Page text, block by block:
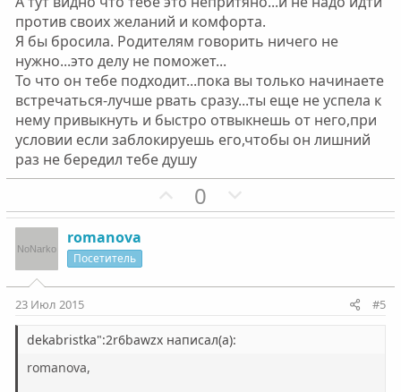
с с
против своих желаний и комфорта.
Я бы бросила. Родителям говорить ничего не
нужно...это делу не поможет...
То что он тебе подходит...пока вы только начинаете
встречаться-лучше рвать сразу...ты еще не успела к
нему привыкнуть и быстро отвыкнешь от него,при
условии если заблокируешь его,чтобы он лишний
раз не бередил тебе душу
П
о
т
н
0
е
т
romanova
Посетитель
23 Июл 2015 #5
dekabristka":2r6bawzx написал(а):
romanova,